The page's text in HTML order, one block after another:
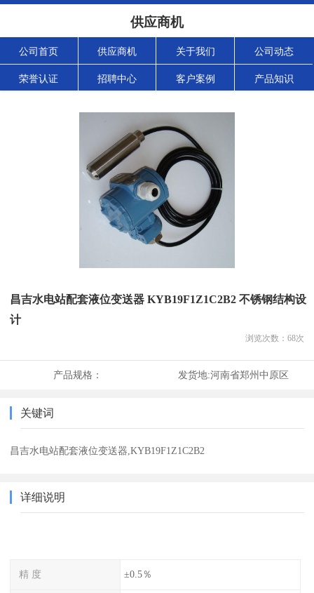
供应商机
公司首页 供应商机 关于我们 公司动态
荣誉认证 招聘中心 客户案例 产品知识
昌吉水电站配套液位变送器 KYB19F1Z1C2B2 不锈钢结构设
计
浏览次数： 68次
产品规格： 发货地:河南省郑州中原区
关键词
昌吉水电站配套液位变送器,KYB19F1Z1C2B2
详细说明
精 度 ±0.5％